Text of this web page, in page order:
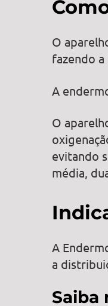
O
fazendo a
A
O
evitando
média,
A
a
Saiba